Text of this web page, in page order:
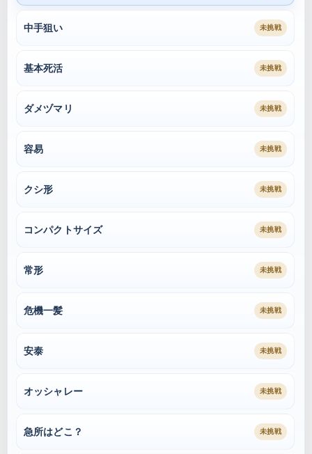
中手狙い 未挑戦
基本死活 未挑戦
ダメヅマリ 未挑戦
容易 未挑戦
クシ形 未挑戦
コンパクトサイズ 未挑戦
常形 未挑戦
危機一髪 未挑戦
安泰 未挑戦
オッシャレー 未挑戦
急所はどこ？ 未挑戦